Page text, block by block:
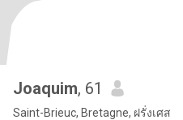
Joaquim, 61
Saint-Brieuc, Bretagne, ฝรั่งเศส